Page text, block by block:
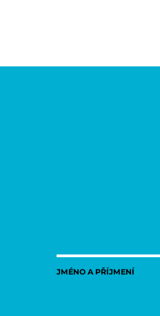
JMÉNO A PŘÍJMENÍ